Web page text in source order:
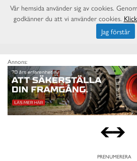
Annons:
PRENUMERERA
Vår hemsida använder sig av cookies.
godkänner du att vi använder cookies.
Jag förstår